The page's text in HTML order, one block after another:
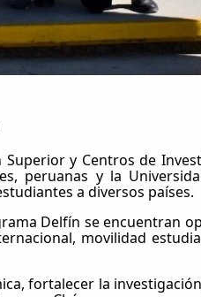
y Centros de
peruanas y la
a diversos países.
Delfín se encuentran
movilidad
fortalecer la